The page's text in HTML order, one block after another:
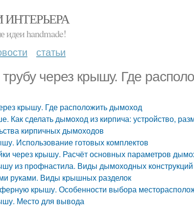
идеи handmade!
статьи
через крышу. Где
крышу. Где расположить дымоход
Как сделать дымоход из кирпича: устройство,
кирпичных дымоходов
Использование готовых комплектов
через крышу. Расчёт основных параметров
из профнастила. Виды дымоходных конструкций
руками. Виды крышных разделок
крышу. Особенности выбора
Место для вывода